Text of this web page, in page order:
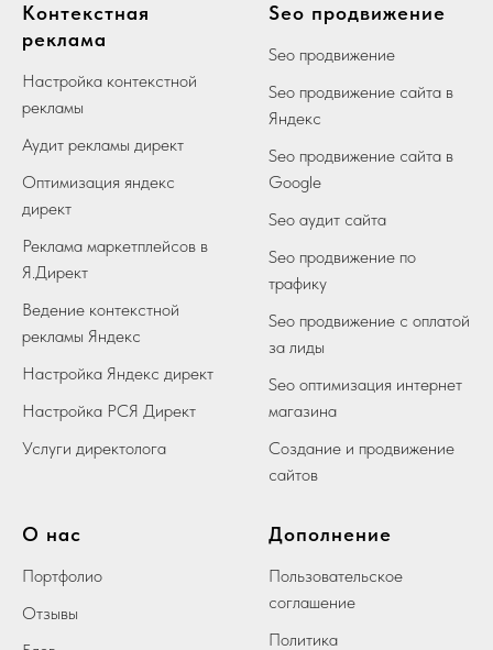
Контекстная
реклама
Настройка контекстной
рекламы
Аудит рекламы директ
Оптимизация яндекс
директ
Реклама маркетплейсов в
Я.Директ
Ведение контекстной
рекламы Яндекс
Настройка Яндекс директ
Настройка РСЯ Директ
Услуги директолога
Seo продвижение
Seo продвижение
Seo продвижение сайта в
Яндекс
Seo продвижение сайта в
Google
Seo аудит сайта
Seo продвижение по
трафику
Seo продвижение с оплатой
за лиды
Seo оптимизация интернет
магазина
Создание и продвижение
сайтов
О нас
Портфолио
Отзывы
Дополнение
Пользовательское
соглашение
Политика